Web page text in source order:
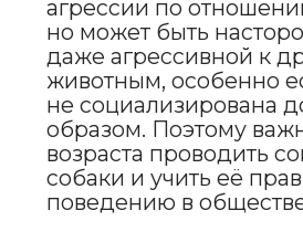
ПРЕИМУЩЕСТВА
И НЕДОСТАТКИ
ПОРОДЫ
ПРЕИМУЩЕСТВА